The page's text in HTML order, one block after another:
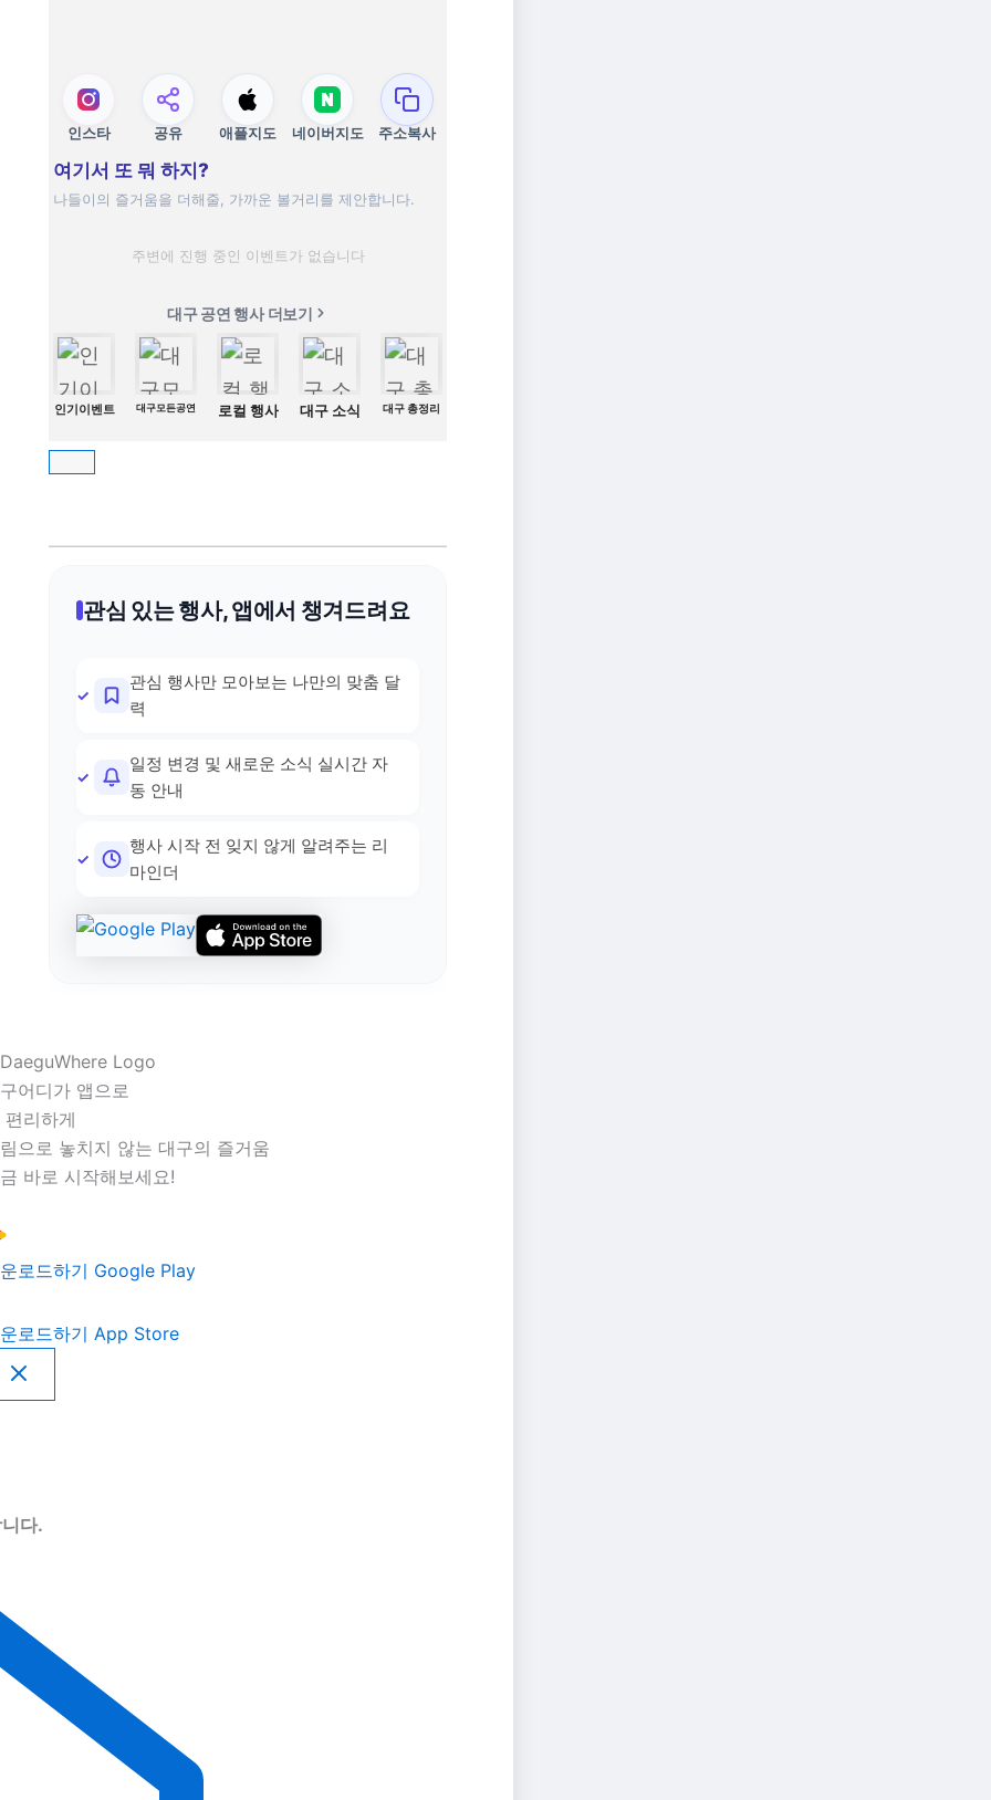
인스타 공유 애플지도 네이버지도 주소복사
여기서 또 뭐 하지?
나들이의 즐거움을 더해줄, 가까운 볼거리를 제안합니다.
주변에 진행 중인 이벤트가 없습니다
대구 공연 행사 더보기
인기이벤트 대구모든공연 로컬 행사 대구 소식 대구 총정리
관심 있는 행사, 앱에서 챙겨드려요
관심 행사만 모아보는 나만의 맞춤 달
력
일정 변경 및 새로운 소식 실시간 자
동 안내
행사 시작 전 잊지 않게 알려주는 리
마인더
어디가 앱으로
편리하게
으로 놓치지 않는 대구의 즐거움
바로 시작해보세요!
로드하기 Google Play
로드하기 App Store
다.